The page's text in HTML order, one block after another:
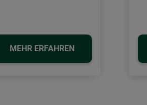
MEHR ERFAHREN